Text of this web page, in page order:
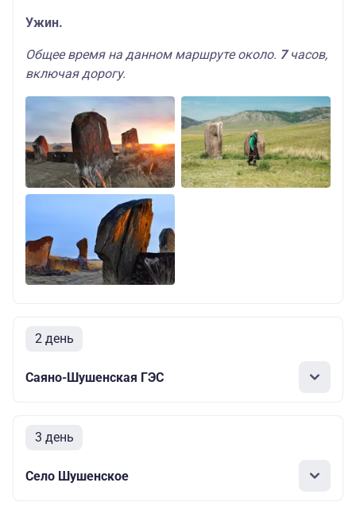
Ужин.
Общее время на данном маршруте около. 7часов,
включая дорогу.
2 день
Саяно-Шушенская ГЭС
3 день
Село Шушенское